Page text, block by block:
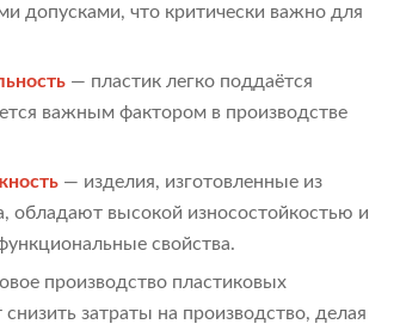
допусками, что критически важно для
— пластик легко поддаётся
важным фактором в производстве
— изделия, изготовленные из
обладают высокой износостойкостью и
свойства.
производство пластиковых
затраты на производство, делая